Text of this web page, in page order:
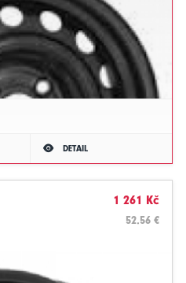
DETAIL
1 261 Kč
52.56 €